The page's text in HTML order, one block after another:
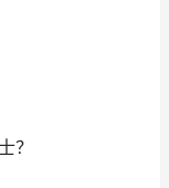
？